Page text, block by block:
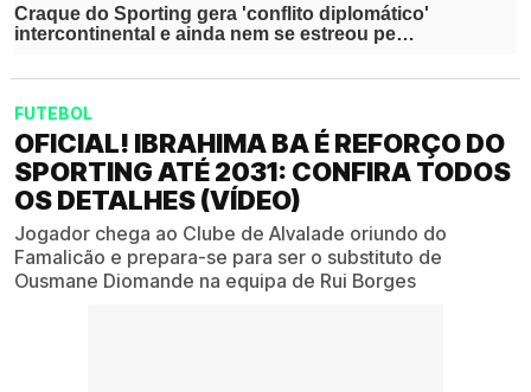
FUTEBOL
OFICIAL! IBRAHIMA BA É REFORÇO DO
SPORTING ATÉ 2031: CONFIRA TODOS
OS DETALHES (VÍDEO)
Jogador chega ao Clube de Alvalade oriundo do
Famalicão e prepara-se para ser o substituto de
Ousmane Diomande na equipa de Rui Borges